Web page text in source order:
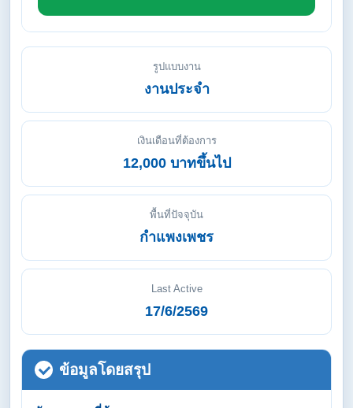
รูปแบบงาน
งานประจำ
เงินเดือนที่ต้องการ
12,000 บาทขึ้นไป
พื้นที่ปัจจุบัน
กำแพงเพชร
Last Active
17/6/2569
ข้อมูลโดยสรุป